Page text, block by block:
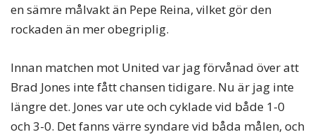
en sämre målvakt än Pepe Reina, vilket gör den
rockaden än mer obegriplig.
Innan matchen mot United var jag förvånad över att
Brad Jones inte fått chansen tidigare. Nu är jag inte
längre det. Jones var ute och cyklade vid både 1-0
och 3-0. Det fanns värre syndare vid båda målen, och